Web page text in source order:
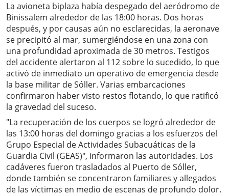
La avioneta biplaza había despegado del aeródromo de
Binissalem alrededor de las 18:00 horas. Dos horas
después, y por causas aún no esclarecidas, la aeronave
se precipitó al mar, sumergiéndose en una zona con
una profundidad aproximada de 30 metros. Testigos
del accidente alertaron al 112 sobre lo sucedido, lo que
activó de inmediato un operativo de emergencia desde
la base militar de Sóller. Varias embarcaciones
confirmaron haber visto restos flotando, lo que ratificó
la gravedad del suceso.
"La recuperación de los cuerpos se logró alrededor de
las 13:00 horas del domingo gracias a los esfuerzos del
Grupo Especial de Actividades Subacuáticas de la
Guardia Civil (GEAS)", informaron las autoridades. Los
cadáveres fueron trasladados al Puerto de Sóller,
donde también se concentraron familiares y allegados
de las víctimas en medio de escenas de profundo dolor.